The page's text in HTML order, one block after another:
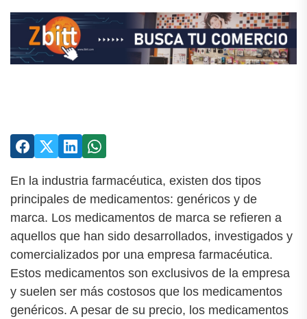
En la industria farmacéutica, existen dos tipos
principales de medicamentos: genéricos y de
marca. Los medicamentos de marca se refieren a
aquellos que han sido desarrollados, investigados y
comercializados por una empresa farmacéutica.
Estos medicamentos son exclusivos de la empresa
y suelen ser más costosos que los medicamentos
genéricos. A pesar de su precio, los medicamentos